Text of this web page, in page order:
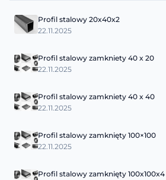
Profil stalowy 20x40x2
22.11.2025
Profil stalowy zamkniety 40 x 20
22.11.2025
Profil stalowy zamkniety 40 x 40
22.11.2025
Profil stalowy zamknięty 100×100
22.11.2025
Profil stalowy zamknięty 100x100x4